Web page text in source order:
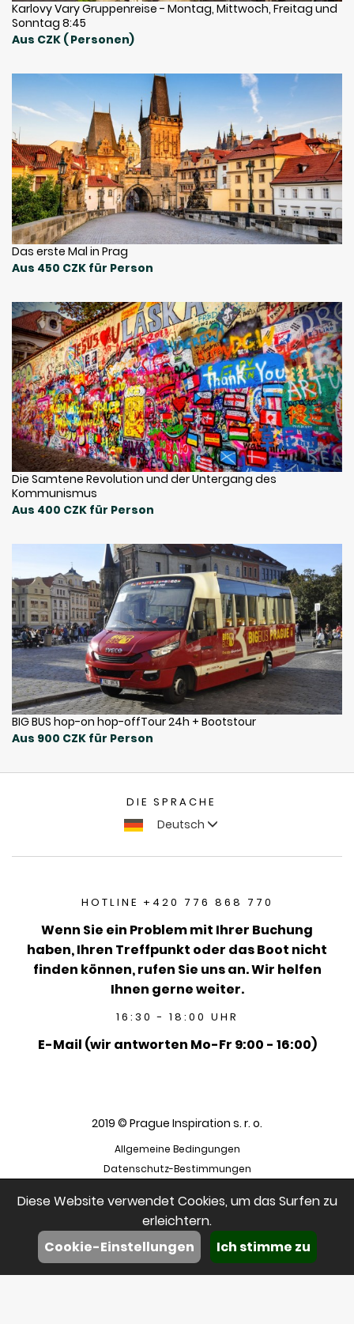
Karlovy Vary Gruppenreise - Montag, Mittwoch, Freitag und
Sonntag 8:45
Aus CZK ( Personen)
Das erste Mal in Prag
Aus 450 CZK für Person
Die Samtene Revolution und der Untergang des
Kommunismus
Aus 400 CZK für Person
BIG BUS hop-on hop-offTour 24h + Bootstour
Aus 900 CZK für Person
DIE SPRACHE
Deutsch
HOTLINE +420 776 868 770
Wenn Sie ein Problem mit Ihrer Buchung
haben, Ihren Treffpunkt oder das Boot nicht
finden können, rufen Sie uns an. Wir helfen
Ihnen gerne weiter.
16:30 - 18:00 UHR
E-Mail (wir antworten Mo-Fr 9:00 - 16:00)
2019 © Prague Inspiration s. r. o.
Allgemeine Bedingungen
Datenschutz-Bestimmungen
Diese Website verwendet Cookies, um das Surfen zu
erleichtern.
Cookie-Einstellungen
Ich stimme zu